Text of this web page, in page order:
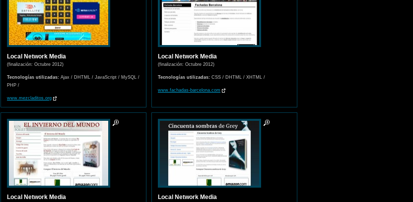
Local Network Media
(finalización: Octubre 2012)
Tecnologías utilizadas: Ajax / DHTML / JavaScript / MySQL /
PHP /
www.mezcladitos.org
Local Network Media
(finalización: Octubre 2012)
Tecnologías utilizadas: CSS / DHTML / XHTML /
www.fachadas-barcelona.com
Local Network Media Local Network Media